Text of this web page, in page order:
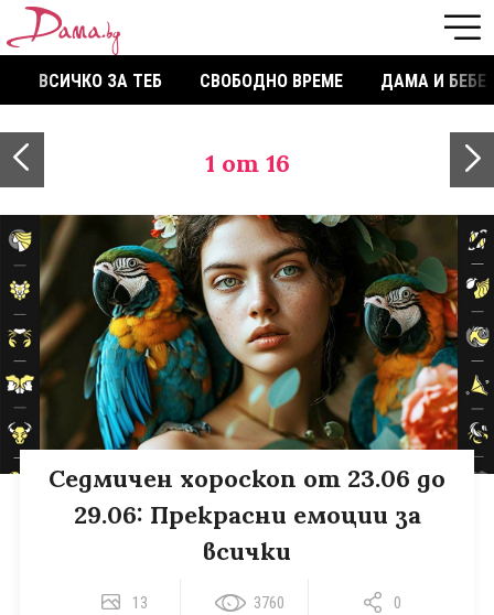
ВСИЧКО ЗА ТЕБ СВОБОДНО ВРЕМЕ ДАМА И БЕБЕ
1 от 16
Седмичен хороскоп от 23.06 до
29.06: Прекрасни емоции за
всички
13 3760 0